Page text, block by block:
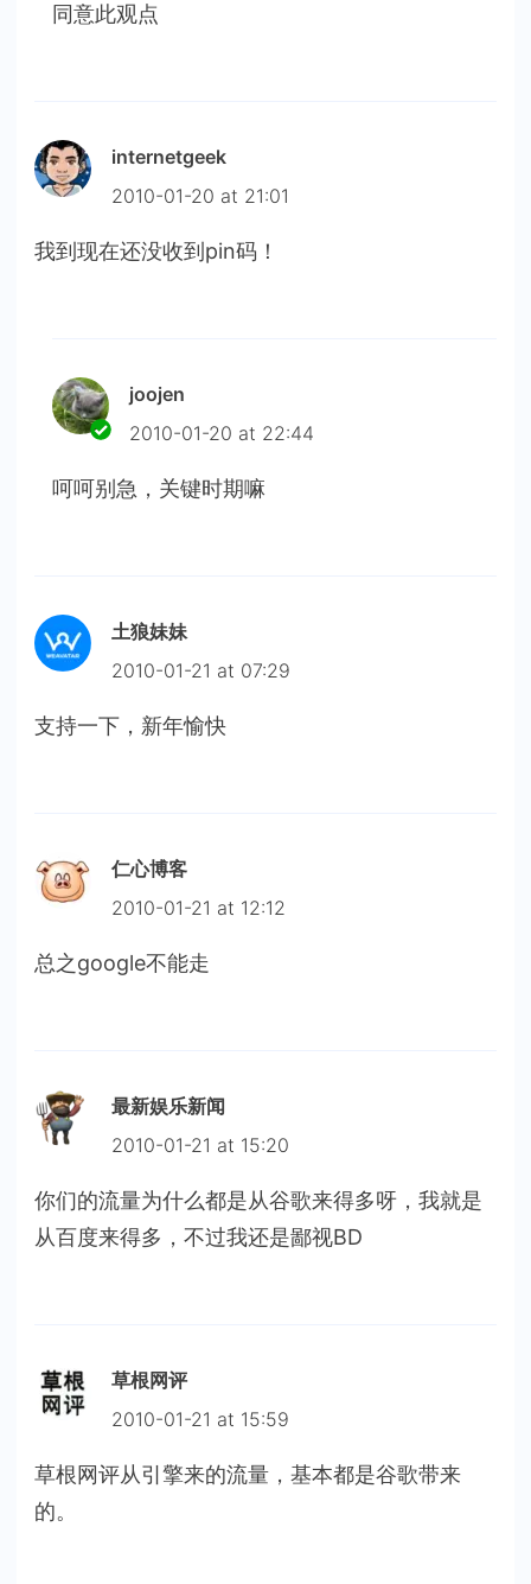
同意此观点
internetgeek
2010-01-20 at 21:01
我到现在还没收到pin码！
joojen
2010-01-20 at 22:44
呵呵别急，关键时期嘛
土狼妹妹
2010-01-21 at 07:29
支持一下，新年愉快
仁心博客
2010-01-21 at 12:12
总之google不能走
最新娱乐新闻
2010-01-21 at 15:20
你们的流量为什么都是从谷歌来得多呀，我就是
从百度来得多，不过我还是鄙视BD
草根网评
2010-01-21 at 15:59
草根网评从引擎来的流量，基本都是谷歌带来
的。